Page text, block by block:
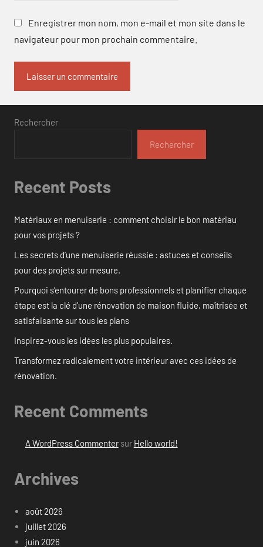
Enregistrer mon nom, mon e-mail et mon site dans le
navigateur pour mon prochain commentaire.
Rechercher
Rechercher
Recent Posts
Matériaux en menuiserie : comment choisir le bon matériau
pour vos projets ?
Les secrets d’une menuiserie réussie : astuces et conseils
pour des projets sur mesure.
Pourquoi s’entourer de bons professionnels et planifier chaque
étape est la clé d’une rénovation de maison fluide, maîtrisée et
satisfaisante sur tous les plans
Inspirez-vous les idées les plus populaires.
Transformez radicalement votre intérieur avec ces idées de
rénovation.
Recent Comments
A WordPress Commentersur Hello world!
Archives
août 2026
juillet 2026
juin 2026